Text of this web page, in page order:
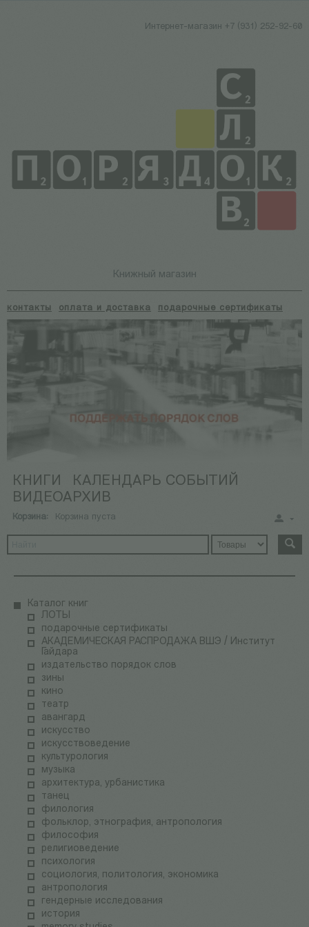
Интернет-магазин +7 (931) 252-92-60
Книжный магазин
контакты оплата и доставка подарочные сертификаты
КНИГИ
КАЛЕНДАРЬ СОБЫТИЙ
ВИДЕОАРХИВ
Корзина: Корзина пуста
Каталог книг
ЛОТЫ
подарочные сертификаты
АКАДЕМИЧЕСКАЯ РАСПРОДАЖА ВШЭ / Институт
Гайдара
издательство порядок слов
зины
кино
театр
авангард
искусство
искусствоведение
культурология
музыка
архитектура, урбанистика
танец
филология
фольклор, этнография, антропология
философия
религиоведение
психология
социология, политология, экономика
антропология
гендерные исследования
история